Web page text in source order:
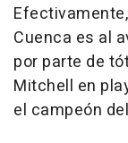
Cuenca es al
por parte de
Mitchell en
el campeón